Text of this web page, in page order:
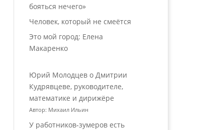
бояться нечего»
Человек, который не смеётся
Это мой город: Елена
Макаренко
Юрий Молодцев о Дмитрии
Кудрявцеве, руководителе,
математике и дирижёре
Автор: Михаил Ильин
У работников‑зумеров есть